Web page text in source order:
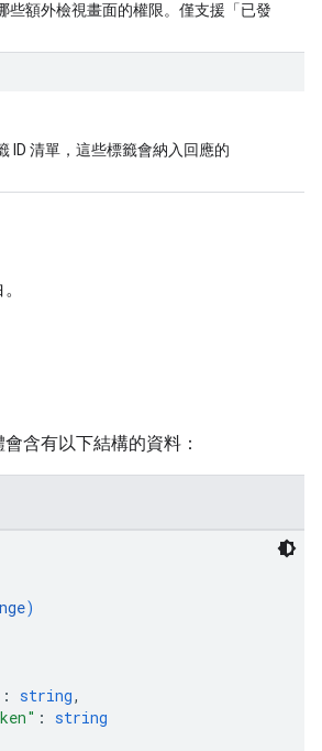
些額外檢視畫面的權限。僅支援「已發
ID 清單，這些標籤會納入回應的
含有以下結構的資料：
)
: string,
: string